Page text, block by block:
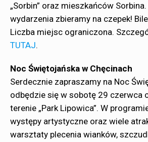
„Sorbin” oraz mieszkańców
wydarzenia zbieramy na czepek!
Liczba miejsc ograniczona.
TUTAJ.
Noc Świętojańska w Chęcinach
Serdecznie zapraszamy na Noc
odbędzie się w sobotę 29 czerwca
terenie „Park Lipowica”. W
występy artystyczne oraz wiele
warsztaty plecenia wianków,